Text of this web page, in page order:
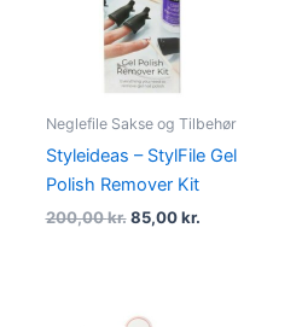
Neglefile Sakse og Tilbehør
Styleideas – StylFile Gel
Polish Remover Kit
200,00kr. 85,00kr.